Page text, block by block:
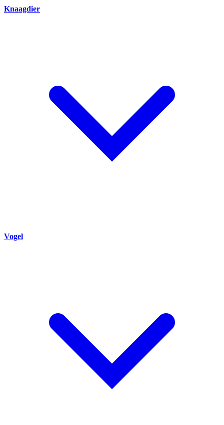
Knaagdier
Vogel